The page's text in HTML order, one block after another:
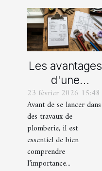
Les avantages
d'une
estimation
claire avant
tout travaux de
plomberie
23 février 2026 15:48
Avant de se lancer dans
des travaux de
plomberie, il est
essentiel de bien
comprendre
l’importance...